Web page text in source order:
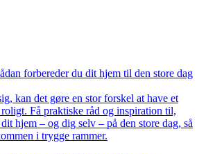
forbereder du dit hjem til den store dag
kan det gøre en stor forskel at have et
Få praktiske råd og inspiration til,
hjem – og dig selv – på den store dag, så
i trygge rammer.